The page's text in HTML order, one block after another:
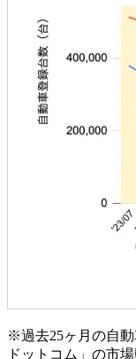
※過去25ヶ月の自
ドットコム」の市